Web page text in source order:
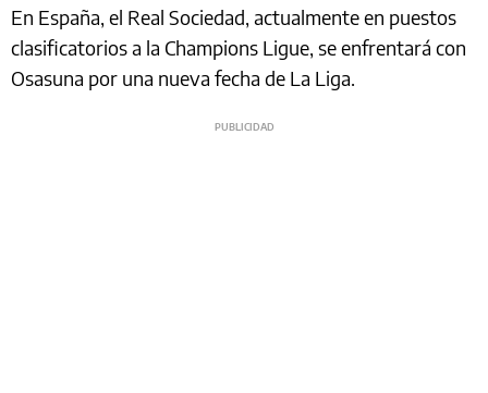
En España, el Real Sociedad, actualmente en puestos
clasificatorios a la Champions Ligue, se enfrentará con
Osasuna por una nueva fecha de La Liga.